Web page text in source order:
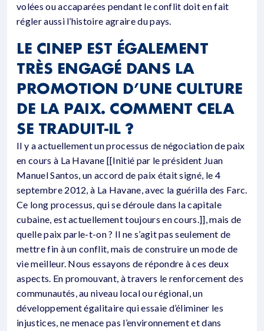
volées ou accaparées pendant le conflit doit en fait
régler aussi l’histoire agraire du pays.
LE CINEP EST ÉGALEMENT
TRÈS ENGAGÉ DANS LA
PROMOTION D’UNE CULTURE
DE LA PAIX. COMMENT CELA
SE TRADUIT-IL ?
Il y a actuellement un processus de négociation de paix
en cours à La Havane [[Initié par le président Juan
Manuel Santos, un accord de paix était signé, le 4
septembre 2012, à La Havane, avec la guérilla des Farc.
Ce long processus, qui se déroule dans la capitale
cubaine, est actuellement toujours en cours.]], mais de
quelle paix parle-t-on ? Il ne s’agit pas seulement de
mettre fin à un conflit, mais de construire un mode de
vie meilleur. Nous essayons de répondre à ces deux
aspects. En promouvant, à travers le renforcement des
communautés, au niveau local ou régional, un
développement égalitaire qui essaie d’éliminer les
injustices, ne menace pas l’environnement et dans